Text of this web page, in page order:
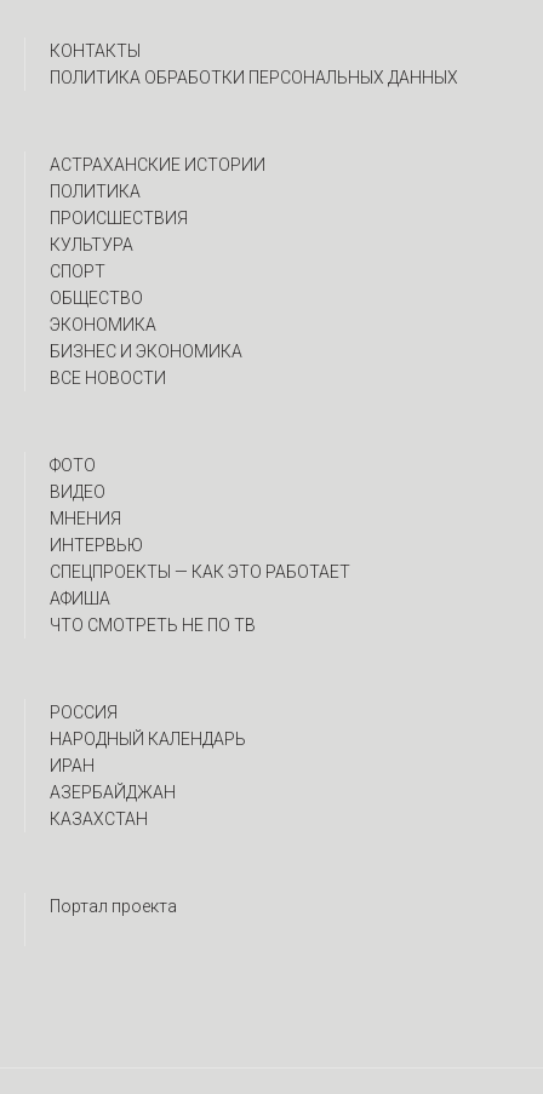
КОНТАКТЫ
ПОЛИТИКА ОБРАБОТКИ ПЕРСОНАЛЬНЫХ ДАННЫХ
АСТРАХАНСКИЕ ИСТОРИИ
ПОЛИТИКА
ПРОИСШЕСТВИЯ
КУЛЬТУРА
СПОРТ
ОБЩЕСТВО
ЭКОНОМИКА
БИЗНЕС И ЭКОНОМИКА
ВСЕ НОВОСТИ
ФОТО
ВИДЕО
МНЕНИЯ
ИНТЕРВЬЮ
CПЕЦПРОЕКТЫ — КАК ЭТО РАБОТАЕТ
АФИША
ЧТО СМОТРЕТЬ НЕ ПО ТВ
РОССИЯ
НАРОДНЫЙ КАЛЕНДАРЬ
ИРАН
АЗЕРБАЙДЖАН
КАЗАХСТАН
Портал проекта